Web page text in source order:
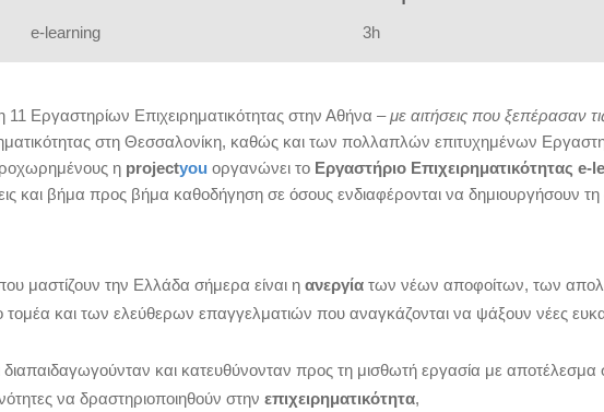
e-learning 3h
Εργαστηρίων Επιχειρηματικότητας στην Αθήνα – με αιτήσεις που ξεπέρασαν
στη Θεσσαλονίκη, καθώς και των πολλαπλών επιτυχημένων
η projectyou οργανώνει το Εργαστήριο Επιχειρηματικότητας e-
και βήμα προς βήμα καθοδήγηση σε όσους ενδιαφέρονται να δημιουργήσουν τη
μαστίζουν την Ελλάδα σήμερα είναι η ανεργία των νέων αποφοίτων, των
τομέα και των ελεύθερων επαγγελματιών που αναγκάζονται να ψάξουν νέες
διαπαιδαγωγούνταν και κατευθύνονταν προς τη μισθωτή εργασία με
να δραστηριοποιηθούν στην επιχειρηματικότητα,